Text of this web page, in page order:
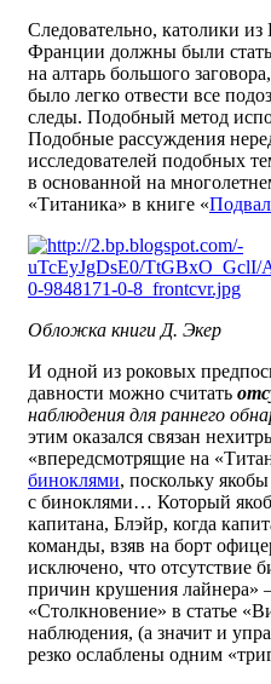
Следовательно, католики
Франции должны были
на алтарь большого
было легко отвести все
следы. Подобный метод
Подобные рассуждения
исследователей подобных
в основанной на
«Титаника» в книге «
Обложка книги Д. Экер
И одной из роковых
давности можно считать
наблюдения для раннего
этим оказался связан
«впередсмотрящие на
биноклями, поскольку
с биноклями… Который
капитана, Блэйр, когда
команды, взяв на борт
исключено, что отсутствие
причин крушения лайнера»
«Столкновение» в статье
наблюдения, (а значит и
резко ослаблены одним